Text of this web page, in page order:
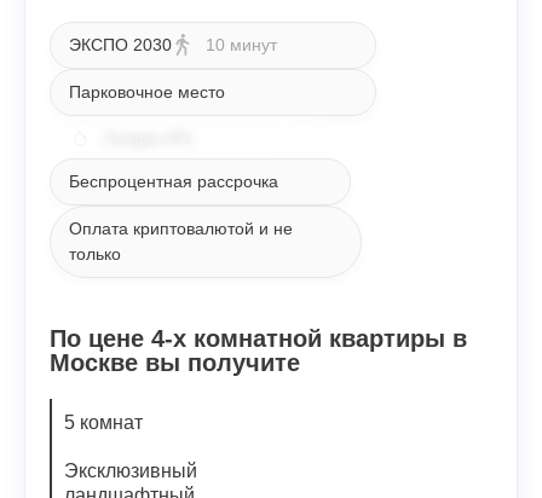
ЭКСПО 2030 10 минут
Парковочное место
Беспроцентная рассрочка
Оплата криптовалютой и не
только
По цене 4-х комнатной квартиры в
Москве вы получите
5 комнат
Эксклюзивный